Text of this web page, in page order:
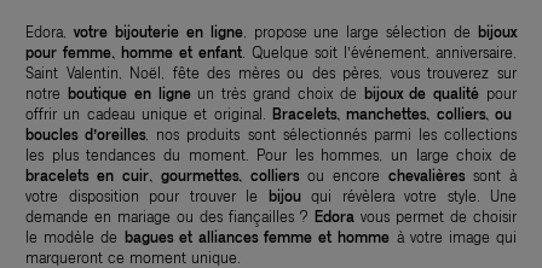
Edora, votre bijouterie en ligne, propose une large sélection debijoux
pour femme, homme et enfant . Quelque soit l’événement, anniversaire,
Saint Valentin, Noël, fête des mères ou des pères, vous trouverez sur
notre boutique en ligneun très grand choix de bijoux de qualité pour
offrir un cadeau unique et original. Bracelets, manchettes, colliers, ou
boucles d’oreilles, nos produits sont sélectionnés parmi les collections
les plus tendances du moment. Pour les hommes, un large choix de
bracelets en cuir, gourmettes, colliersou encore chevalièressont à
votre disposition pour trouver le bijouqui révèlera votre style. Une
demande en mariage ou des fiançailles ?Edora vous permet de choisir
le modèle de bagues et alliances femme et homme à votre image qui
marqueront ce moment unique.